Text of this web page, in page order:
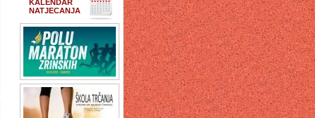
KALENDAR
NATJECANJA